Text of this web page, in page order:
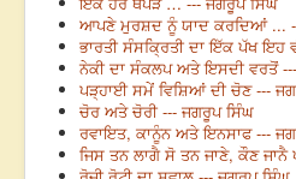
ਆਪਣੇ ਮੁਰਸ਼ਦ ਨੂੰ ਯਾਦ ਕਰਦਿਆਂ ...
ਭਾਰਤੀ ਸੰਸਕ੍ਰਿਤੀ ਦਾ ਇੱਕ ਪੱਖ ਇਹ
ਨੇਕੀ ਦਾ ਸੰਕਲਪ ਅਤੇ ਇਸਦੀ ਵਰਤੋਂ
ਪੜ੍ਹਾਈ ਸਮੇਂ ਵਿਸ਼ਿਆਂ ਦੀ ਚੋਣ ---
ਚੋਰ ਅਤੇ ਚੋਰੀ --- ਜਗਰੂਪ ਸਿੰਘ
ਰਵਾਇਤ, ਕਾਨੂੰਨ ਅਤੇ ਇਨਸਾਫ ---
ਜਿਸ ਤਨ ਲਾਗੈ ਸੋ ਤਨ ਜਾਣੇ, ਕੌਣ